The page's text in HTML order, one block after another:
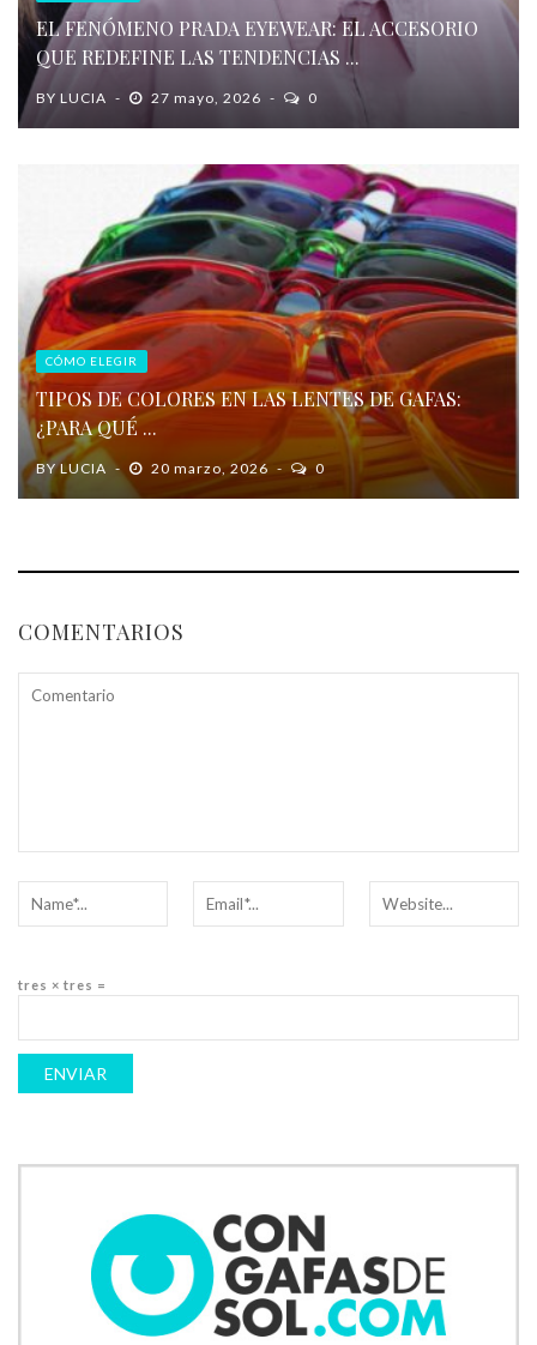
EL FENÓMENO PRADA EYEWEAR: EL ACCESORIO
QUE REDEFINE LAS TENDENCIAS ...
BY LUCIA 27 mayo, 2026 0
CÓMO ELEGIR
TIPOS DE COLORES EN LAS LENTES DE GAFAS:
¿PARA QUÉ ...
BYLUCIA 20 marzo, 2026 0
COMENTARIOS
tres × tres =